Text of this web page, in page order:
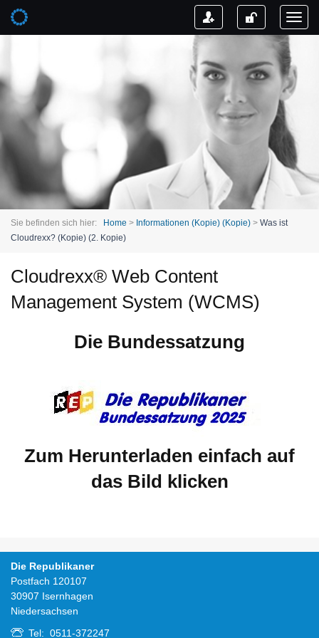
Sie befinden sich hier: Home > Informationen (Kopie) (Kopie) > Was ist
Cloudrexx? (Kopie) (2. Kopie)
Cloudrexx® Web Content
Management System (WCMS)
Die Bundessatzung
Zum Herunterladen einfach auf
das Bild klicken
Die Republikaner
Postfach 120107
30907 Isernhagen
Niedersachsen
Tel: 0511-372247